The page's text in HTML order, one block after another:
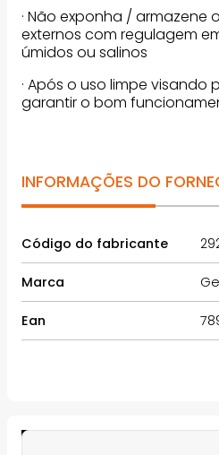
· Não exponha / armazene
externos com regulagem
úmidos ou salinos
· Após o uso limpe visando
garantir o bom
INFORMAÇÕES DO
Código do fabricante
Marca
Ean